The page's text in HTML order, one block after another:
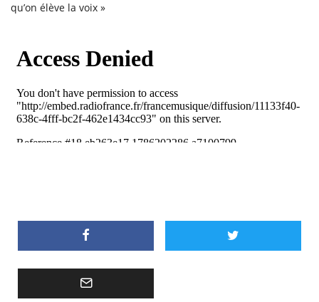
qu’on élève la voix »